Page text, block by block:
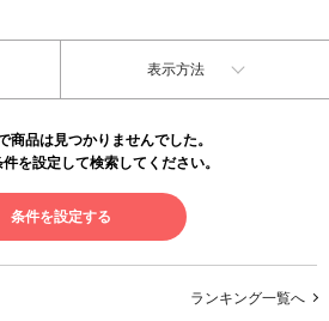
表示方法
商品は見つかりませんでした。
を設定して検索してください。
条件を設定する
ランキング一覧へ